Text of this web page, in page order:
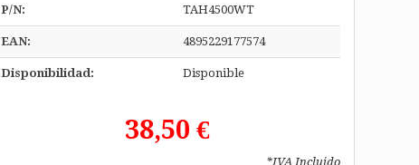
P/N: TAH4500WT
EAN: 4895229177574
Disponibilidad: Disponible
38,50 €
*IVA Incluido